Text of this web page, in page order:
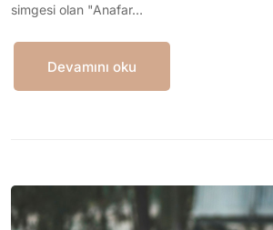
simgesi olan "Anafar…
Devamını oku